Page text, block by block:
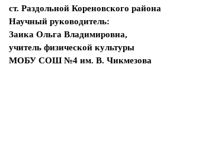
ст. Раздольной Кореновского района
Научный руководитель:
Заика Ольга Владимировна,
учитель физической культуры
МОБУ СОШ №4 им. В. Чикмезова